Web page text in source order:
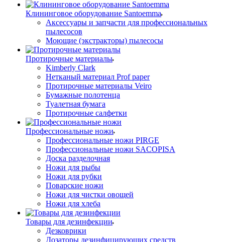
Клининговое оборудование Santoemma
Аксессуары и запчасти для профессиональных
пылесосов
Моющие (экстракторы) пылесосы
Протирочные материалы
Kimberly Clark
Нетканый материал Prof paper
Протирочные материалы Veiro
Бумажные полотенца
Туалетная бумага
Протирочные салфетки
Профессиональные ножи
Профессиональные ножи PIRGE
Профессиональные ножи SACOPISA
Доска разделочная
Ножи для рыбы
Ножи для рубки
Поварские ножи
Ножи для чистки овощей
Ножи для хлеба
Товары для дезинфекции
Дезковрики
Дозаторы дезинфицирующих средств